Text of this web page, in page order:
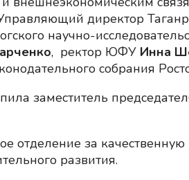
директор
научно-
, ректор ЮФУ Инна
собрания
заместитель
отделение за
развития.